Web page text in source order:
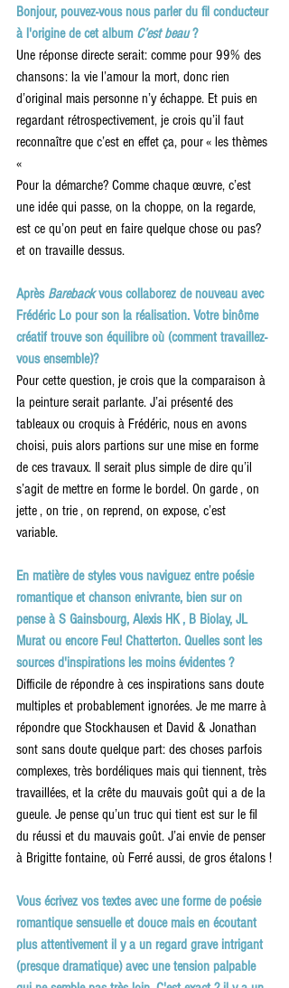
Bonjour, pouvez-vous nous parler du fil conducteur
à l'origine de cet album C’est beau ?
Une réponse directe serait: comme pour 99% des
chansons: la vie l’amour la mort, donc rien
d’original mais personne n’y échappe. Et puis en
regardant rétrospectivement, je crois qu’il faut
reconnaître que c’est en effet ça, pour « les thèmes
«
Pour la démarche? Comme chaque œuvre, c’est
une idée qui passe, on la choppe, on la regarde,
est ce qu’on peut en faire quelque chose ou pas?
et on travaille dessus.
Après Bareback vous collaborez de nouveau avec
Frédéric Lo pour son la réalisation. Votre binôme
créatif trouve son équilibre où (comment travaillez-
vous ensemble)?
Pour cette question, je crois que la comparaison à
la peinture serait parlante. J’ai présenté des
tableaux ou croquis à Frédéric, nous en avons
choisi, puis alors partions sur une mise en forme
de ces travaux. Il serait plus simple de dire qu’il
s’agit de mettre en forme le bordel. On garde , on
jette , on trie , on reprend, on expose, c’est
variable.
En matière de styles vous naviguez entre poésie
romantique et chanson enivrante, bien sur on
pense à S Gainsbourg, Alexis HK , B Biolay, JL
Murat ou encore Feu! Chatterton. Quelles sont les
sources d'inspirations les moins évidentes ?
Difficile de répondre à ces inspirations sans doute
multiples et probablement ignorées. Je me marre à
répondre que Stockhausen et David & Jonathan
sont sans doute quelque part: des choses parfois
complexes, très bordéliques mais qui tiennent, très
travaillées, et la crête du mauvais goût qui a de la
gueule. Je pense qu’un truc qui tient est sur le fil
du réussi et du mauvais goût. J’ai envie de penser
à Brigitte fontaine, où Ferré aussi, de gros étalons !
Vous écrivez vos textes avec une forme de poésie
romantique sensuelle et douce mais en écoutant
plus attentivement il y a un regard grave intrigant
(presque dramatique) avec une tension palpable